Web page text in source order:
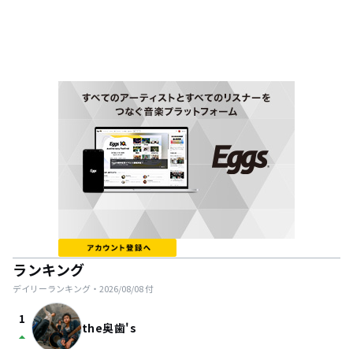
ランキング
デイリーランキング・ 2026/08/08付
1
arrow_drop_up the奥歯's